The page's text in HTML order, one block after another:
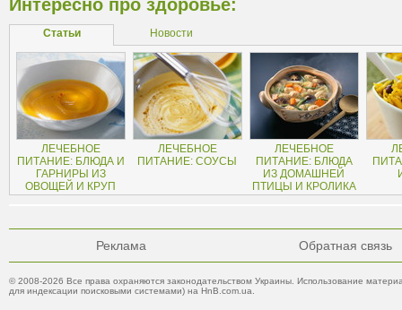
Интересно про здоровье:
Статьи Новости
ЛЕЧЕБНОЕ
ПИТАНИЕ: БЛЮДА И
ГАРНИРЫ ИЗ
ОВОЩЕЙ И КРУП
ЛЕЧЕБНОЕ
ПИТАНИЕ: СОУСЫ
ЛЕЧЕБНОЕ
ПИТАНИЕ: БЛЮДА
ИЗ ДОМАШНЕЙ
ПТИЦЫ И КРОЛИКА
Реклама Обратная связь
© 2008-2026 Все права охраняются законодательством Украины. Использование
для индексации поисковыми системами) на HnB.com.ua.